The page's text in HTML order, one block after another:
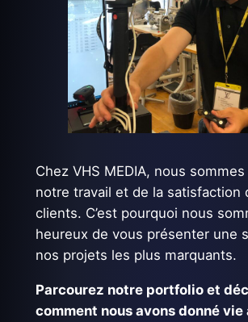
Chez VHS MEDIA, nous
notre travail et de la satisfaction
clients. C’est pourquoi nous
heureux de vous présenter une
nos projets les plus marquants.
Parcourez notre portfolio et
comment nous avons donné vie